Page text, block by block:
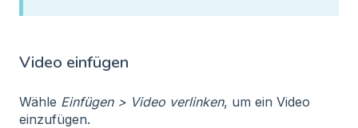
Video einfügen
Wähle Einfügen > Video verlinken, um ein Video
einzufügen.